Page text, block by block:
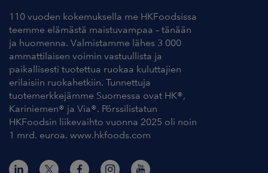
110 vuoden kokemuksella me HKFoodsissa
teemme elämästä maistuvampaa – tänään
ja huomenna. Valmistamme lähes 3 000
ammattilaisen voimin vastuullista ja
paikallisesti tuotettua ruokaa kuluttajien
erilaisiin ruokahetkiin. Tunnettuja
tuotemerkkejämme Suomessa ovat HK®,
Kariniemen® ja Via®. Pörssilistatun
HKFoodsin liikevaihto vuonna 2025 oli noin
1 mrd. euroa. www.hkfoods.com